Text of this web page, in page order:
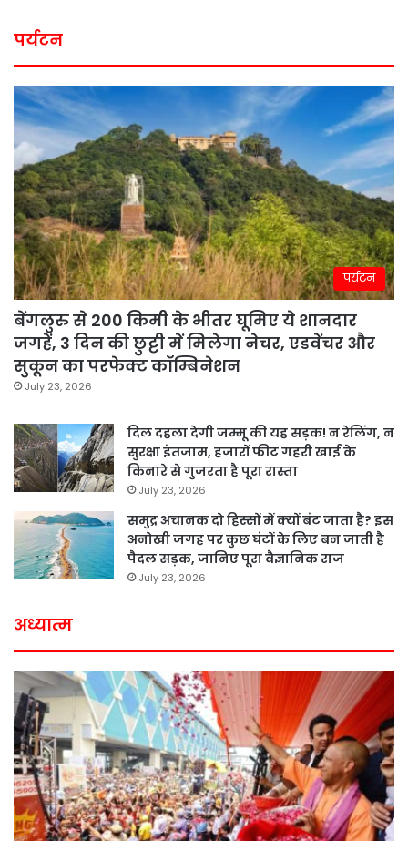
पर्यटन
पर्यटन
बेंगलुरु से 200 किमी के भीतर घूमिए ये शानदार
जगहें, 3 दिन की छुट्टी में मिलेगा नेचर, एडवेंचर और
सुकून का परफेक्ट कॉम्बिनेशन
July 23, 2026
दिल दहला देगी जम्मू की यह सड़क! न रेलिंग, न
सुरक्षा इंतजाम, हजारों फीट गहरी खाई के
किनारे से गुजरता है पूरा रास्ता
July 23, 2026
समुद्र अचानक दो हिस्सों में क्यों बंट जाता है? इस
अनोखी जगह पर कुछ घंटों के लिए बन जाती है
पैदल सड़क, जानिए पूरा वैज्ञानिक राज
July 23, 2026
अध्यात्म